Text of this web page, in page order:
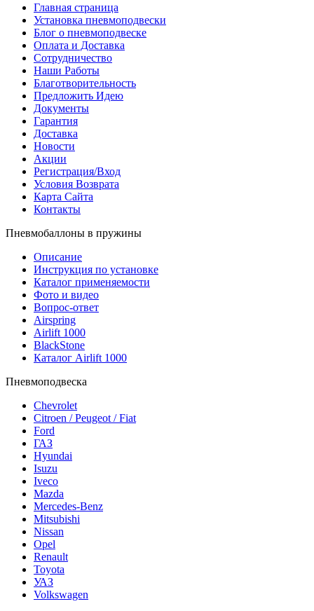
Главная страница
Установка пневмоподвески
Блог о пневмоподвеске
Оплата и Доставка
Сотрудничество
Наши Работы
Благотворительность
Предложить Идею
Документы
Гарантия
Доставка
Новости
Акции
Регистрация/Вход
Условия Возврата
Карта Сайта
Контакты
Пневмобаллоны в пружины
Описание
Инструкция по установке
Каталог применяемости
Фото и видео
Вопрос-ответ
Airspring
Airlift 1000
BlackStone
Каталог Airlift 1000
Пневмоподвеска
Chevrolet
Citroen / Peugeot / Fiat
Ford
ГАЗ
Hyundai
Isuzu
Iveco
Mazda
Mercedes-Benz
Mitsubishi
Nissan
Opel
Renault
Toyota
УАЗ
Volkswagen